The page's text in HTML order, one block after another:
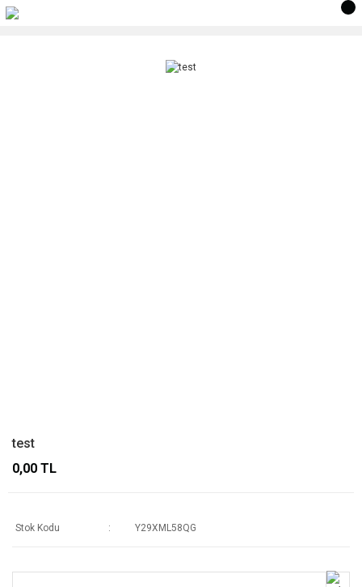
test
0,00 TL
Stok Kodu Y29XML58QG